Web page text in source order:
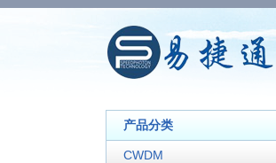
产品分类
CWDM